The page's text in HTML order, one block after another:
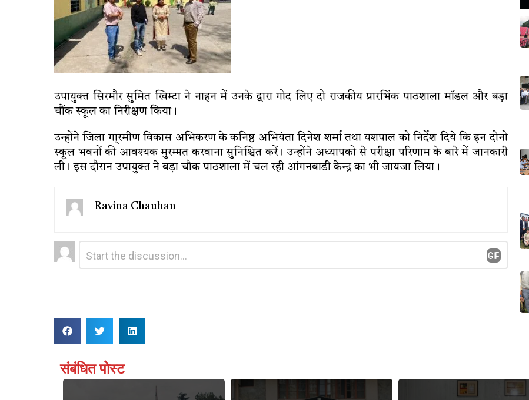
उपायुक्त सिरमौर सुमित खिम्टा ने नाहन में उनके द्वारा गोद लिए दो राजकीय प्रारभिंक पाठशाला मॉडल और बड़ा
चौंक स्कूल का निरीक्षण किया।
उन्होंने जिला गा्रमीण विकास अभिकरण के कनिष्ठ अभियंता दिनेश शर्मा तथा यशपाल को निर्देश दिये कि इन दोनो
स्कूल भवनों की आवश्यक मुरम्मत करवाना सुनिश्चित करें। उन्होंने अध्यापको से परीक्षा परिणाम के बारे में जानकारी
ली। इस दौरान उपायुक्त ने बड़ा चौक पाठशाला में चल रही आंगनबाडी केन्द्र का भी जायजा लिया।
Ravina Chauhan
Leave
a
संबंधित पोस्ट